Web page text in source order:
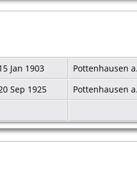
Jan 1903
Pottenhausen
Sep 1925
Pottenhausen